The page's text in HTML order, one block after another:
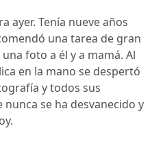
ayer. Tenía nueve años
una tarea de gran
foto a él y a mamá. Al
en la mano se despertó
y todos sus
se ha desvanecido y